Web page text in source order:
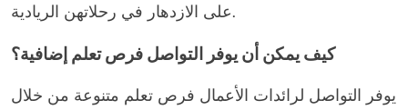
على الازدهار في رحلاتهن الريادية.
كيف يمكن أن يوفر التواصل فرص تعلم إضافية؟
يوفر التواصل لرائدات الأعمال فرص تعلم متنوعة من خلال